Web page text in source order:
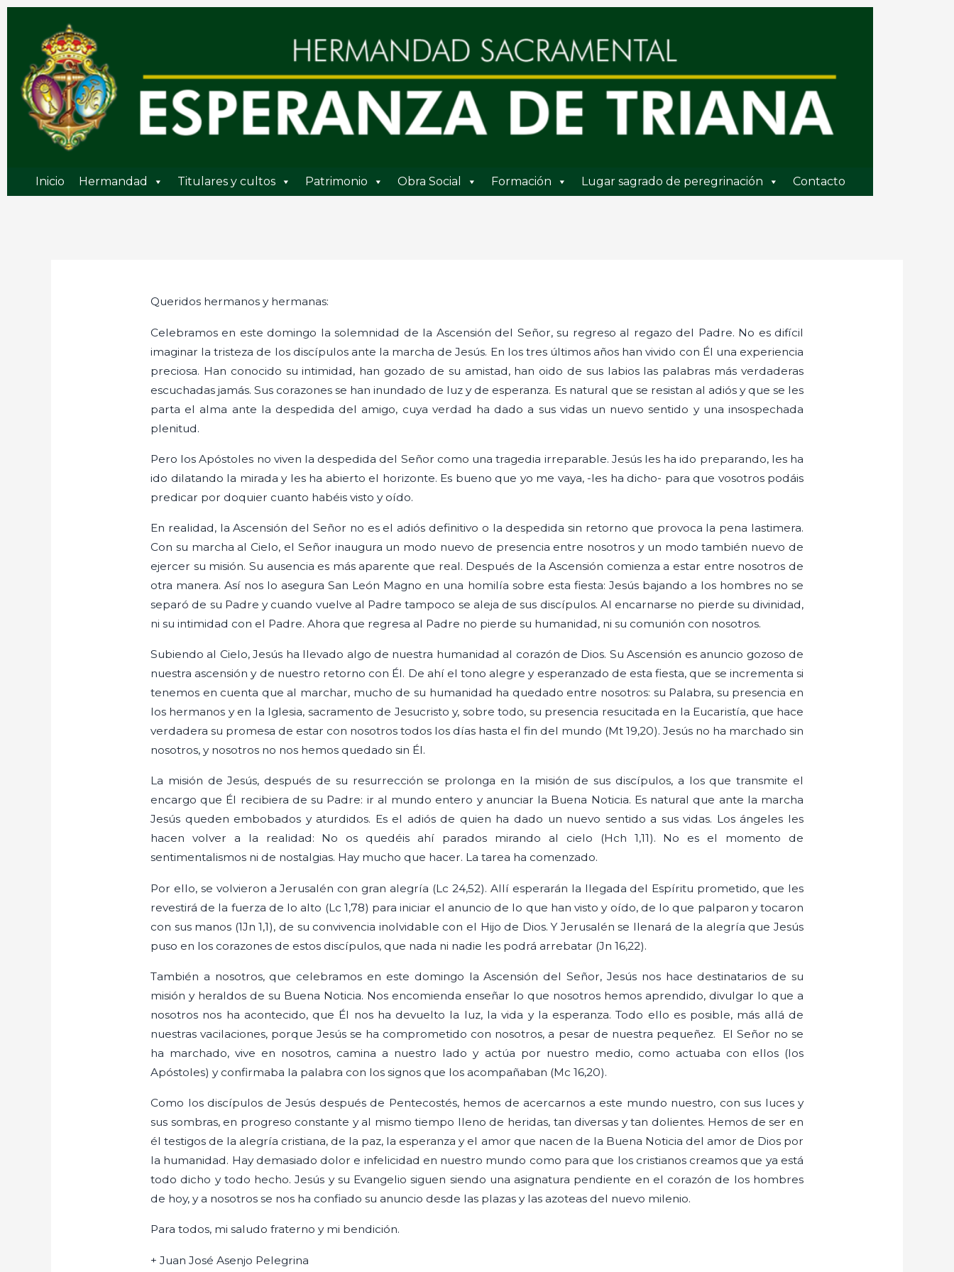
contenido
Inicio Hermandad Titulares y cultos Patrimonio Obra Social Formación Lugar sagrado de peregrinación Contacto
Queridos hermanos y hermanas:
Celebramos en este domingo la solemnidad de la Ascensión del Señor, su regreso al regazo del Padre. No es difícil
imaginar la tristeza de los discípulos ante la marcha de Jesús. En los tres últimos años han vivido con Él una experiencia
preciosa. Han conocido su intimidad, han gozado de su amistad, han oido de sus labios las palabras más verdaderas
escuchadas jamás. Sus corazones se han inundado de luz y de esperanza. Es natural que se resistan al adiós y que se les
parta el alma ante la despedida del amigo, cuya verdad ha dado a sus vidas un nuevo sentido y una insospechada
plenitud.
Pero los Apóstoles no viven la despedida del Señor como una tragedia irreparable. Jesús les ha ido preparando, les ha
ido dilatando la mirada y les ha abierto el horizonte. Es bueno que yo me vaya, -les ha dicho- para que vosotros podáis
predicar por doquier cuanto habéis visto y oído.
En realidad, la Ascensión del Señor no es el adiós definitivo o la despedida sin retorno que provoca la pena lastimera.
Con su marcha al Cielo, el Señor inaugura un modo nuevo de presencia entre nosotros y un modo también nuevo de
ejercer su misión. Su ausencia es más aparente que real. Después de la Ascensión comienza a estar entre nosotros de
otra manera. Así nos lo asegura San León Magno en una homilía sobre esta fiesta: Jesús bajando a los hombres no se
separó de su Padre y cuando vuelve al Padre tampoco se aleja de sus discípulos. Al encarnarse no pierde su divinidad,
ni su intimidad con el Padre. Ahora que regresa al Padre no pierde su humanidad, ni su comunión con nosotros.
Subiendo al Cielo, Jesús ha llevado algo de nuestra humanidad al corazón de Dios. Su Ascensión es anuncio gozoso de
nuestra ascensión y de nuestro retorno con Él. De ahí el tono alegre y esperanzado de esta fiesta, que se incrementa si
tenemos en cuenta que al marchar, mucho de su humanidad ha quedado entre nosotros: su Palabra, su presencia en
los hermanos y en la Iglesia, sacramento de Jesucristo y, sobre todo, su presencia resucitada en la Eucaristía, que hace
verdadera su promesa de estar con nosotros todos los días hasta el fin del mundo (Mt 19,20). Jesús no ha marchado sin
nosotros, y nosotros no nos hemos quedado sin Él.
La misión de Jesús, después de su resurrección se prolonga en la misión de sus discípulos, a los que transmite el
encargo que Él recibiera de su Padre: ir al mundo entero y anunciar la Buena Noticia. Es natural que ante la marcha
Jesús queden embobados y aturdidos. Es el adiós de quien ha dado un nuevo sentido a sus vidas. Los ángeles les
hacen volver a la realidad: No os quedéis ahí parados mirando al cielo (Hch 1,11). No es el momento de
sentimentalismos ni de nostalgias. Hay mucho que hacer. La tarea ha comenzado.
Por ello, se volvieron a Jerusalén con gran alegría (Lc 24,52). Allí esperarán la llegada del Espíritu prometido, que les
revestirá de la fuerza de lo alto (Lc 1,78) para iniciar el anuncio de lo que han visto y oído, de lo que palparon y tocaron
con sus manos (1Jn 1,1), de su convivencia inolvidable con el Hijo de Dios. Y Jerusalén se llenará de la alegría que Jesús
puso en los corazones de estos discípulos, que nada ni nadie les podrá arrebatar (Jn 16,22).
También a nosotros, que celebramos en este domingo la Ascensión del Señor, Jesús nos hace destinatarios de su
misión y heraldos de su Buena Noticia. Nos encomienda enseñar lo que nosotros hemos aprendido, divulgar lo que a
nosotros nos ha acontecido, que Él nos ha devuelto la luz, la vida y la esperanza. Todo ello es posible, más allá de
nuestras vacilaciones, porque Jesús se ha comprometido con nosotros, a pesar de nuestra pequeñez. El Señor no se
ha marchado, vive en nosotros, camina a nuestro lado y actúa por nuestro medio, como actuaba con ellos (los
Apóstoles) y confirmaba la palabra con los signos que los acompañaban (Mc 16,20).
Como los discípulos de Jesús después de Pentecostés, hemos de acercarnos a este mundo nuestro, con sus luces y
sus sombras, en progreso constante y al mismo tiempo lleno de heridas, tan diversas y tan dolientes. Hemos de ser en
él testigos de la alegría cristiana, de la paz, la esperanza y el amor que nacen de la Buena Noticia del amor de Dios por
la humanidad. Hay demasiado dolor e infelicidad en nuestro mundo como para que los cristianos creamos que ya está
todo dicho y todo hecho. Jesús y su Evangelio siguen siendo una asignatura pendiente en el corazón de los hombres
de hoy, y a nosotros se nos ha confiado su anuncio desde las plazas y las azoteas del nuevo milenio.
Para todos, mi saludo fraterno y mi bendición.
+ Juan José Asenjo Pelegrina